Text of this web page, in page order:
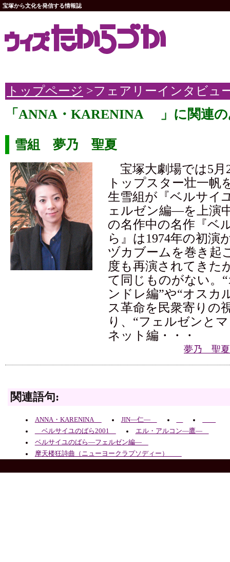
宝塚から文化を発信する情報誌
トップページ >フェアリーインタビュ
「ANNA・KARENINA 」に関連の
雪組 夢乃 聖夏
宝塚大劇場では5月
トップスター壮一帆
生雪組が『ベルサイ
ェルゼン編―を上演
の名作中の名作『ベ
ら』は1974年の初演
ヅカブームを巻き起
度も再演されてきた
て同じものがない。
ンドレ編”や“オスカ
ス革命を民衆寄りの
り、“フェルゼンと
ネット編・・・
夢乃 聖夏
関連語句:
ANNA・KARENINA
JIN―仁―
ベルサイユのばら2001
エル・アルコン―鷹―
ベルサイユのばら―フェルゼン編―
摩天楼狂詩曲（ニューヨークラプソディー）